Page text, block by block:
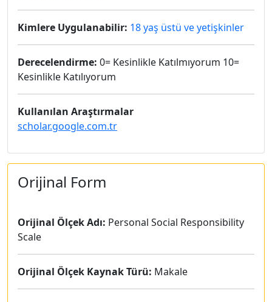
Kimlere Uygulanabilir: 18 yaş üstü ve yetişkinler
Derecelendirme: 0= Kesinlikle Katılmıyorum 10=
Kesinlikle Katılıyorum
Kullanılan Araştırmalar
scholar.google.com.tr
Orijinal Form
Orijinal Ölçek Adı: Personal Social Responsibility
Scale
Orijinal Ölçek Kaynak Türü: Makale